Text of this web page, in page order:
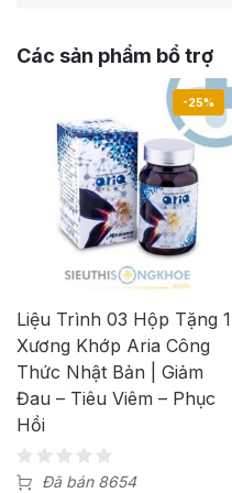
Các sản phẩm bổ trợ
-25%
Liệu Trình 03 Hộp Tặng 1
Xương Khớp Aria Công
Thức Nhật Bản | Giảm
Đau – Tiêu Viêm – Phục
Hồi
Đã bán 8654